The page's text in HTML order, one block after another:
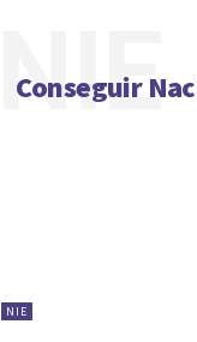
Conseguir
NIE
NIE